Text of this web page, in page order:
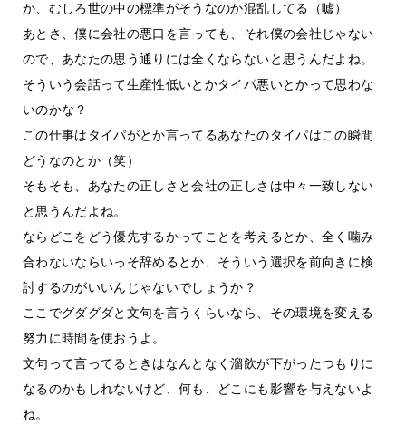
か、むしろ世の中の標準がそうなのか混乱してる（嘘）
あとさ、僕に会社の悪口を言っても、それ僕の会社じゃない
ので、あなたの思う通りには全くならないと思うんだよね。
そういう会話って生産性低いとかタイパ悪いとかって思わな
いのかな？
この仕事はタイパがとか言ってるあなたのタイパはこの瞬間
どうなのとか（笑）
そもそも、あなたの正しさと会社の正しさは中々一致しない
と思うんだよね。
ならどこをどう優先するかってことを考えるとか、全く噛み
合わないならいっそ辞めるとか、そういう選択を前向きに検
討するのがいいんじゃないでしょうか？
ここでグダグダと文句を言うくらいなら、その環境を変える
努力に時間を使おうよ。
文句って言ってるときはなんとなく溜飲が下がったつもりに
なるのかもしれないけど、何も、どこにも影響を与えないよ
ね。